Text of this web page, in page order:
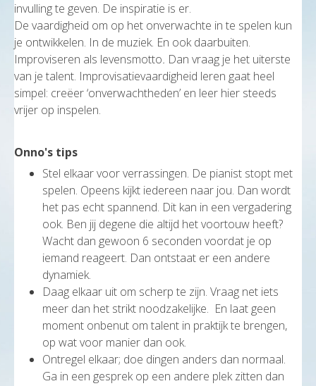
invulling te geven. De inspiratie is er.
De vaardigheid om op het onverwachte in te spelen kun
je ontwikkelen. In de muziek. En ook daarbuiten.
Improviseren als levensmotto. Dan vraag je het uiterste
van je talent. Improvisatievaardigheid leren gaat heel
simpel: creëer ‘onverwachtheden’ en leer hier steeds
vrijer op inspelen.
Onno's tips
Stel elkaar voor verrassingen. De pianist stopt met
spelen. Opeens kijkt iedereen naar jou. Dan wordt
het pas echt spannend. Dit kan in een vergadering
ook. Ben jij degene die altijd het voortouw heeft?
Wacht dan gewoon 6 seconden voordat je op
iemand reageert. Dan ontstaat er een andere
dynamiek.
Daag elkaar uit om scherp te zijn. Vraag net iets
meer dan het strikt noodzakelijke. En laat geen
moment onbenut om talent in praktijk te brengen,
op wat voor manier dan ook.
Ontregel elkaar; doe dingen anders dan normaal.
Ga in een gesprek op een andere plek zitten dan